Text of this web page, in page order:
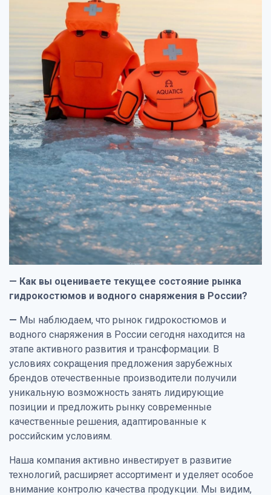
— Как вы оцениваете текущее состояние рынка
гидрокостюмов и водного снаряжения в России?
— Мы наблюдаем, что рынок гидрокостюмов и
водного снаряжения в России сегодня находится на
этапе активного развития и трансформации. В
условиях сокращения предложения зарубежных
брендов отечественные производители получили
уникальную возможность занять лидирующие
позиции и предложить рынку современные
качественные решения, адаптированные к
российским условиям.
Наша компания активно инвестирует в развитие
технологий, расширяет ассортимент и уделяет особое
внимание контролю качества продукции. Мы видим,